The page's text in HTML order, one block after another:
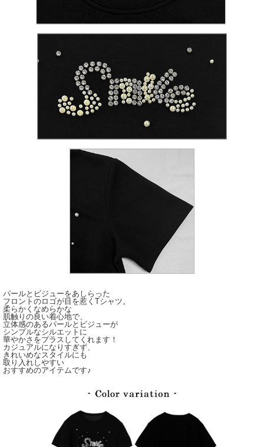
パールとビジューをあしらった
フロントのロゴが目を惹くTシャツ。
柔らかくなめらかな
肌触りの良い着心地で、
立体感のあるパールとビジューが
シンプルなシルエットに
華やかさをプラスしてくれます！
カジュアルになりすぎず、
きれいめなスタイルにも
取り入れしやすい
おすすめのアイテムです♪